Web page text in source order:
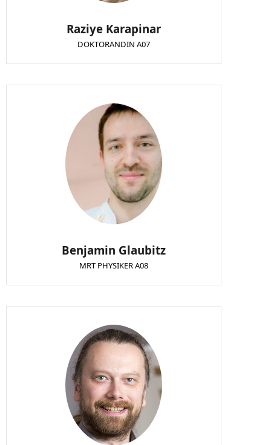
Raziye Karapinar
DOKTORANDIN A07
Benjamin Glaubitz
MRT PHYSIKER A08